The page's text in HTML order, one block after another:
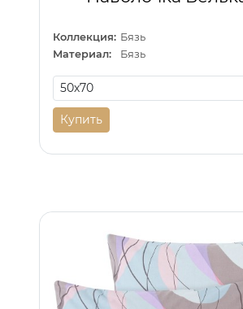
Коллекция: Бязь
Материал:
Бязь
Купить